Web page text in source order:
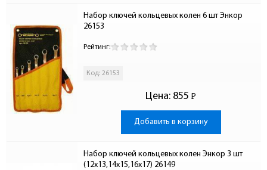
Набор ключей кольцевых колен 6 шт Энкор
26153
Рейтинг:
Код: 26153
Цена: 855 Р
-
Добавить в корзину
Набор ключей кольцевых колен Энкор 3 шт
(12х13,14х15,16х17) 26149